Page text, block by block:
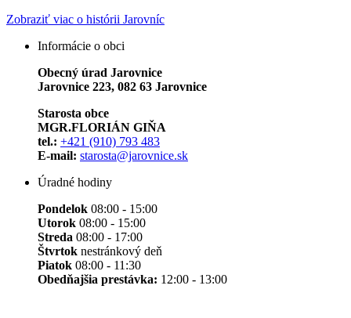
Zobraziť viac o histórii Jarovníc
Informácie o obci
Obecný úrad Jarovnice
Jarovnice 223, 082 63 Jarovnice
Starosta obce
MGR.FLORIÁN GIŇA
tel.: +421 (910) 793 483
E-mail: starosta@jarovnice.sk
Úradné hodiny
Pondelok 08:00 - 15:00
Utorok 08:00 - 15:00
Streda 08:00 - 17:00
Štvrtok nestránkový deň
Piatok 08:00 - 11:30
Obedňajšia prestávka: 12:00 - 13:00